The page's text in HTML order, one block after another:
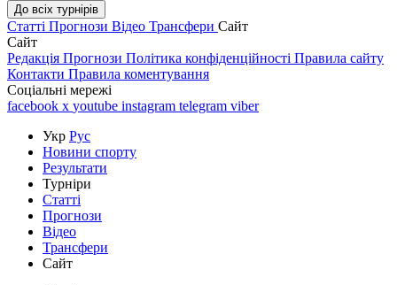
До всіх турнірів
Статті Прогнози Відео Трансфери Сайт
Сайт
Редакція Прогнози Політика конфіденційності Правила сайту
Контакти Правила коментування
Соціальні мережі
facebook x youtube instagram telegram viber
Укр Рус
Новини спорту
Результати
Турніри
Статті
Прогнози
Відео
Трансфери
Сайт